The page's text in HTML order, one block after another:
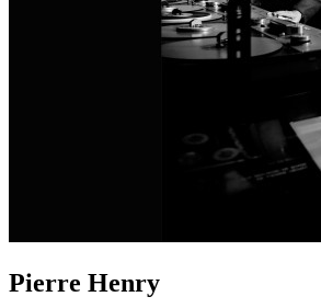
Pierre Henry